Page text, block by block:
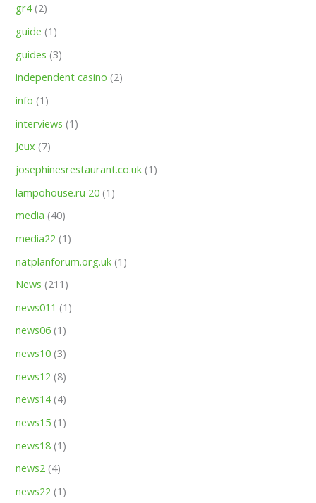
gr4(2)
guide (1)
guides (3)
independent casino (2)
info (1)
interviews (1)
Jeux (7)
josephinesrestaurant.co.uk (1)
lampohouse.ru 20 (1)
media (40)
media22 (1)
natplanforum.org.uk (1)
News (211)
news011 (1)
news06 (1)
news10 (3)
news12 (8)
news14(4)
news15 (1)
news18 (1)
news2 (4)
news22 (1)